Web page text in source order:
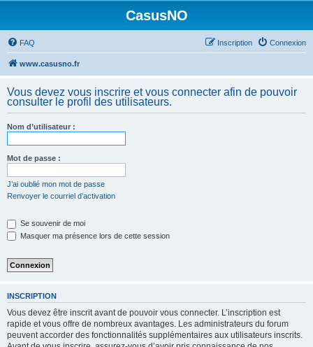
CasusNO
FAQ Connexion
Inscription
www.casusno.fr
Vous devez vous inscrire et vous connecter afin de pouvoir
consulter le profil des utilisateurs.
Nom d’utilisateur :
Mot de passe :
J’ai oublié mon mot de passe
Renvoyer le courriel d’activation
Se souvenir de moi
Masquer ma présence lors de cette session
INSCRIPTION
Vous devez être inscrit avant de pouvoir vous connecter. L’inscription est
rapide et vous offre de nombreux avantages. Les administrateurs du forum
peuvent accorder des fonctionnalités supplémentaires aux utilisateurs inscrits.